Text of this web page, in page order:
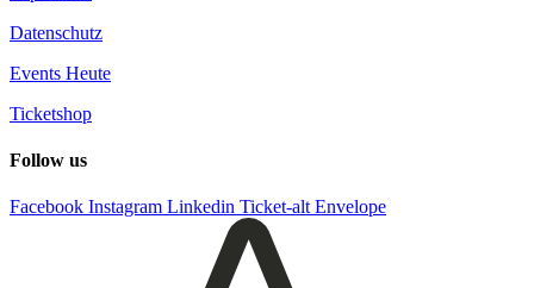
Datenschutz
Events Heute
Ticketshop
Follow us
Facebook Instagram Linkedin Ticket-alt Envelope